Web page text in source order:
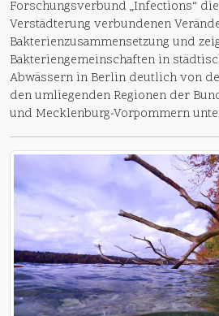
Forschungsverbund „Infections“
Verstädterung verbundenen
Bakterienzusammensetzung und
Bakteriengemeinschaften in
Abwässern in Berlin deutlich von
den umliegenden Regionen der
und Mecklenburg-Vorpommern